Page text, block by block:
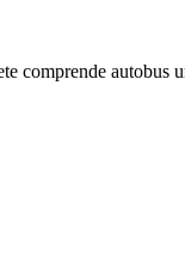
comprende autobus